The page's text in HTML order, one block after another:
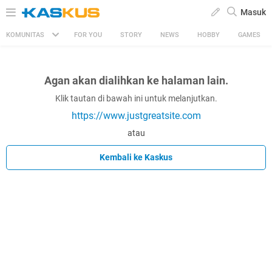
Masuk
KOMUNITAS FOR YOU STORY NEWS HOBBY GAMES
Agan akan dialihkan ke halaman lain.
Klik tautan di bawah ini untuk melanjutkan.
https://www.justgreatsite.com
atau
Kembali ke Kaskus